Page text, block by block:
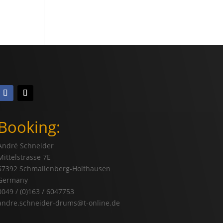
Schneider
7E
Schmallenberg-Holthausen
/ (0)163 / 6047753
drums@t-online.de